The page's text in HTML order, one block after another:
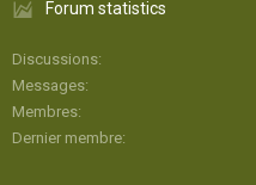
Forum statistics
Discussions
Messages
Membres
Dernier membre